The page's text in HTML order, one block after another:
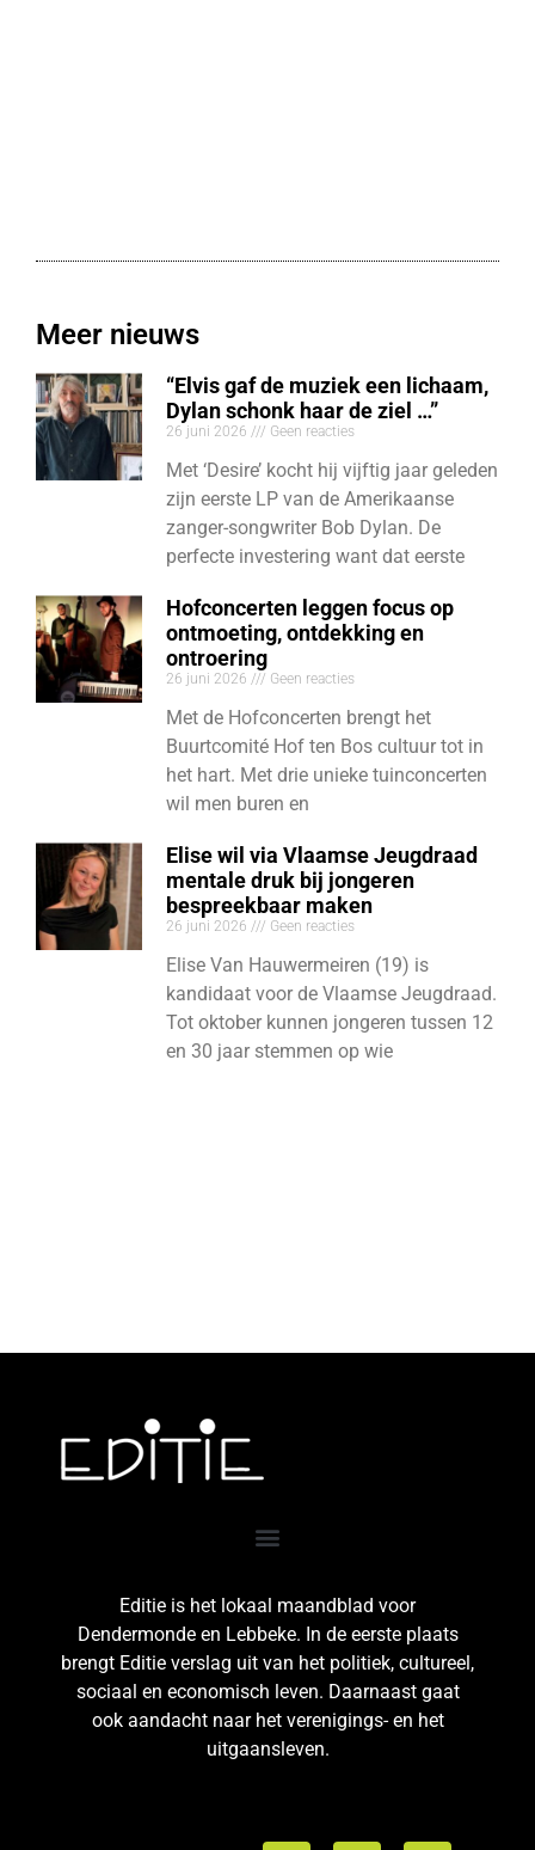
Meer nieuws
“Elvis gaf de muziek een lichaam,
Dylan schonk haar de ziel …”
26 juni 2026 Geen reacties
Met ‘Desire’ kocht hij vijftig jaar geleden
zijn eerste LP van de Amerikaanse
zanger-songwriter Bob Dylan. De
perfecte investering want dat eerste
Hofconcerten leggen focus op
ontmoeting, ontdekking en
ontroering
26 juni 2026 Geen reacties
Met de Hofconcerten brengt het
Buurtcomité Hof ten Bos cultuur tot in
het hart. Met drie unieke tuinconcerten
wil men buren en
Elise wil via Vlaamse Jeugdraad
mentale druk bij jongeren
bespreekbaar maken
26 juni 2026 Geen reacties
Elise Van Hauwermeiren (19) is
kandidaat voor de Vlaamse Jeugdraad.
Tot oktober kunnen jongeren tussen 12
en 30 jaar stemmen op wie
Editie is het lokaal maandblad voor
Dendermonde en Lebbeke. In de eerste plaats
brengt Editie verslag uit van het politiek, cultureel,
sociaal en economisch leven. Daarnaast gaat
ook aandacht naar het verenigings- en het
uitgaansleven.